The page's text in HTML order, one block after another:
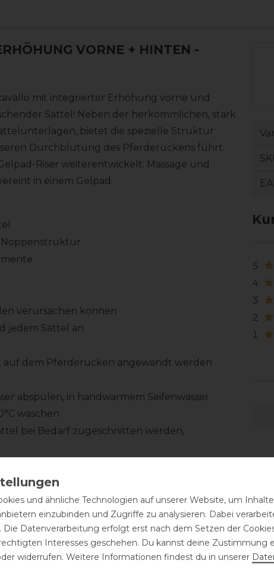
VORNE + HINTEN -
mit integrierter Erhöhung vorne und
Sättel! Neben der herkömmlichen, stark
bietet die spezielle Struktur
Durchblutung des Pferderückens führt.
Riser weiterentwickelt: Massage und
in einem Gelpad.
Noppenstruktur
verursachen können
jedem Sattel an
dem Pferderücken angewandt werden
abspülen, in handwarmem Seifenwasser
waschen
bei Bedarf zugeschnitten werden,
beim Muskelaufbau oder einen
Sätteln braucht: Gerade bei jungen,
verändert sich die Muskulatur im Rücken
dass man einen Sattel zwischenzeitlich für
Situationen den ständigen Gang zum Sattler
5
4
3
2
1
und ähnliche Technologien auf unserer Website, um
einzubinden und Zugriffe zu analysieren. Dabei
Die Datenverarbeitung erfolgt erst nach dem Setzen der
Interesses geschehen. Du kannst deine Zustimmung
widerrufen. Weitere Informationen findest du in unserer